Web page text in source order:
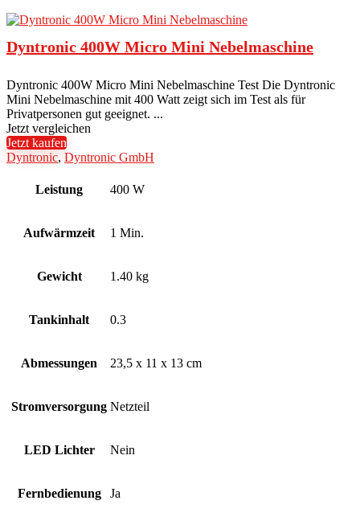
Dyntronic 400W Micro Mini Nebelmaschine
Dyntronic 400W Micro Mini Nebelmaschine Test Die Dyntronic
Mini Nebelmaschine mit 400 Watt zeigt sich im Test als für
Privatpersonen gut geeignet. ...
Jetzt vergleichen
Jetzt kaufen
Dyntronic, Dyntronic GmbH
Leistung 400 W
Aufwärmzeit 1 Min.
Gewicht 1.40 kg
Tankinhalt 0.3
Abmessungen 23,5 x 11 x 13 cm
Stromversorgung Netzteil
LED Lichter Nein
Fernbedienung Ja